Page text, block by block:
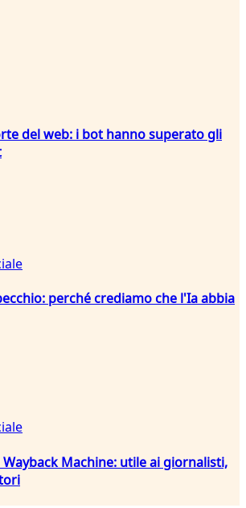
del web: i bot hanno superato gli
perché crediamo che l'Ia abbia
Machine: utile ai giornalisti,